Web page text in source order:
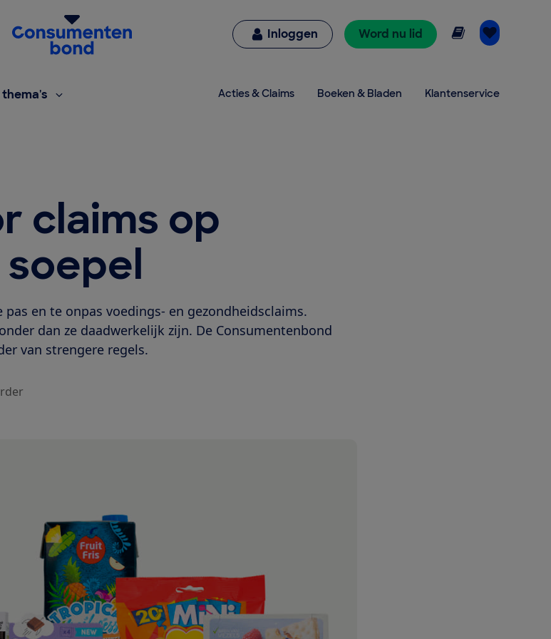
Homepage van de Consumentenbond
Inloggen Word nu lid Online lezen
Acties & Claims Boeken & Bladen Klantenservice
claims op
en te onpas voedings- en gezondheidsclaims.
dan ze daadwerkelijk zijn. De Consumentenbond
van strengere regels.